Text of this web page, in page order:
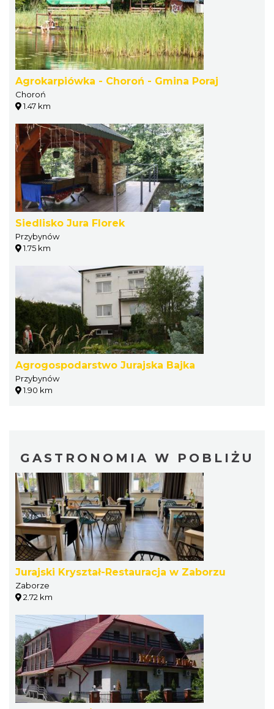
Agrokarpiówka - Choroń - Gmina Poraj
Choroń
1.47 km
Siedlisko Jura Florek
Przybynów
1.75 km
Agrogospodarstwo Jurajska Bajka
Przybynów
1.90 km
GASTRONOMIA W POBLIŻU
Jurajski Kryształ-Restauracja w Zaborzu
Zaborze
2.72 km